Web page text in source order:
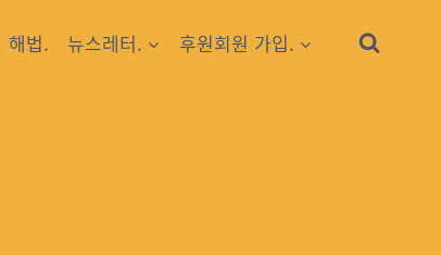
해법. 뉴스레터. 후원회원 가입.